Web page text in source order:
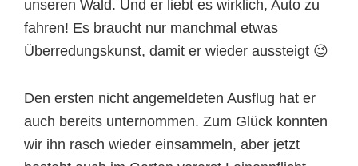
unseren Wald. Und er liebt es wirklich, Auto zu
fahren! Es braucht nur manchmal etwas
Überredungskunst, damit er wieder aussteigt 😉
Den ersten nicht angemeldeten Ausflug hat er
auch bereits unternommen. Zum Glück konnten
wir ihn rasch wieder einsammeln, aber jetzt